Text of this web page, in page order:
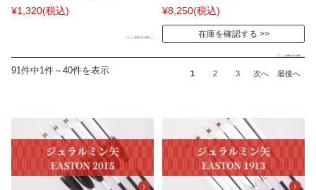
¥1,320(税込) ¥8,250(税込)
在庫を確認する
91件中1件～40件を表示 1 2 3 次へ 最後へ